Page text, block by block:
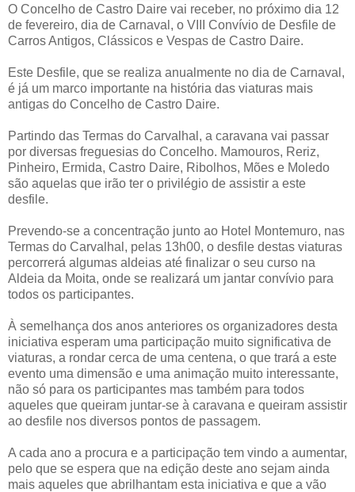
O Concelho de Castro Daire vai receber, no próximo dia 12
de fevereiro, dia de Carnaval, o VIII Convívio de Desfile de
Carros Antigos, Clássicos e Vespas de Castro Daire.
Este Desfile, que se realiza anualmente no dia de Carnaval,
é já um marco importante na história das viaturas mais
antigas do Concelho de Castro Daire.
Partindo das Termas do Carvalhal, a caravana vai passar
por diversas freguesias do Concelho. Mamouros, Reriz,
Pinheiro, Ermida, Castro Daire, Ribolhos, Mões e Moledo
são aquelas que irão ter o privilégio de assistir a este
desfile.
Prevendo-se a concentração junto ao Hotel Montemuro, nas
Termas do Carvalhal, pelas 13h00, o desfile destas viaturas
percorrerá algumas aldeias até finalizar o seu curso na
Aldeia da Moita, onde se realizará um jantar convívio para
todos os participantes.
À semelhança dos anos anteriores os organizadores desta
iniciativa esperam uma participação muito significativa de
viaturas, a rondar cerca de uma centena, o que trará a este
evento uma dimensão e uma animação muito interessante,
não só para os participantes mas também para todos
aqueles que queiram juntar-se à caravana e queiram assistir
ao desfile nos diversos pontos de passagem.
A cada ano a procura e a participação tem vindo a aumentar,
pelo que se espera que na edição deste ano sejam ainda
mais aqueles que abrilhantam esta iniciativa e que a vão